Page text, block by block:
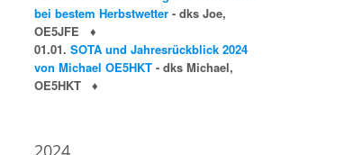
bei bestem Herbstwetter- dks Joe,
OE5JFE
♦
01.01. SOTA und Jahresrückblick 2024
von Michael OE5HKT- dks Michael,
OE5HKT
♦
2024